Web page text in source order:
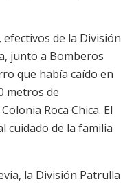
de la División
junto a Bomberos
que había caído en
metros de
Roca Chica. El
cuidado de la familia
la División Patrulla